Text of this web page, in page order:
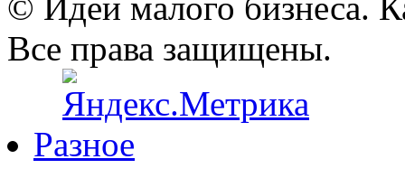
Все права защищены.
Разное